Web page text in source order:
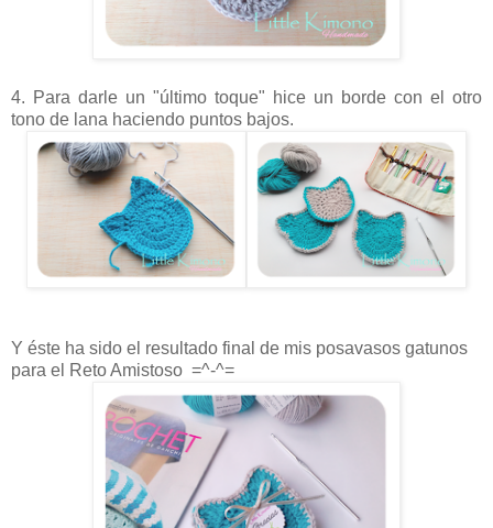
4. Para darle un "último toque" hice un borde con el otro
tono de lana haciendo puntos bajos.
Y éste ha sido el resultado final de mis posavasos gatunos
para el Reto Amistoso =^-^=